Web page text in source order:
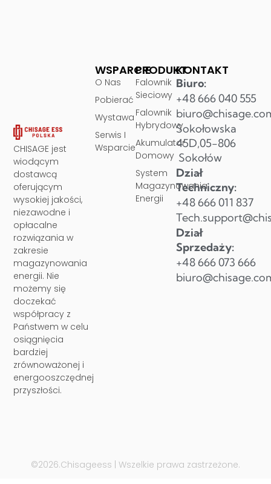
CHISAGE jest
wiodącym
dostawcą
oferującym
wysokiej jakości,
niezawodne i
opłacalne
rozwiązania w
zakresie
magazynowania
energii. Nie
możemy się
doczekać
współpracy z
Państwem w celu
osiągnięcia
bardziej
zrównoważonej i
energooszczędnej
przyszłości.
PRODUKT
Falownik
Sieciowy
Falownik
Hybrydowy
Akumulator
Domowy
System
Magazynowania
Energii
WSPARCIE
O Nas
Pobierać
Wystawa
Serwis I
Wsparcie
KONTAKT
Biuro:
+48 666 040 555
Sokołowska
45D,05-806
Sokołów
Dział
Techniczny:
+48 666 011 837
Dział
Sprzedaży:
+48 666 073 666
©2026.Chisageess | Wszelkie prawa zastrzeżone.